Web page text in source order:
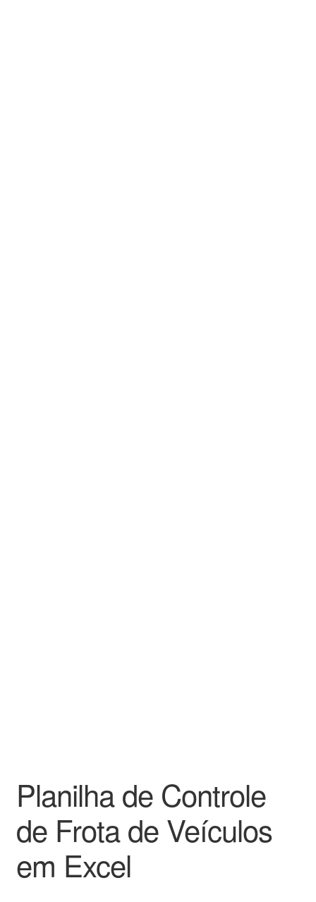
Planilha de Controle
de Frota de Veículos
em Excel